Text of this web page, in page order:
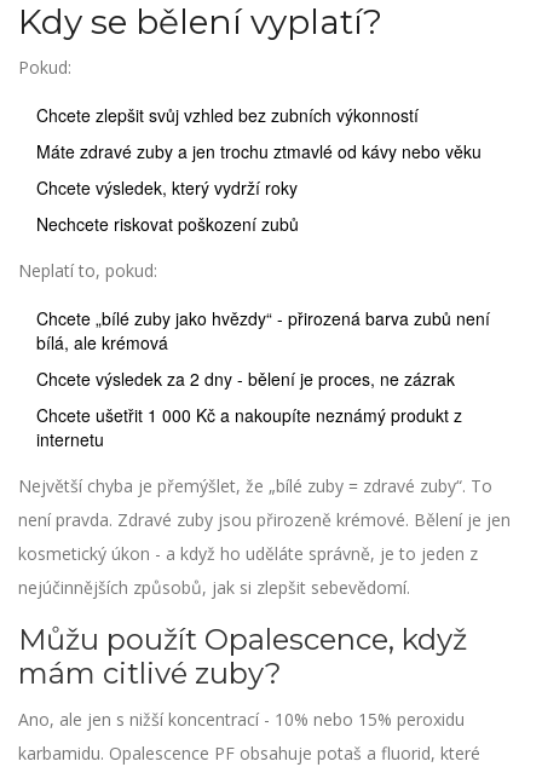
Kdy se bělení vyplatí?
Pokud:
Chcete zlepšit svůj vzhled bez zubních výkonností
Máte zdravé zuby a jen trochu ztmavlé od kávy nebo věku
Chcete výsledek, který vydrží roky
Nechcete riskovat poškození zubů
Neplatí to, pokud:
Chcete „bílé zuby jako hvězdy“ - přirozená barva zubů není
bílá, ale krémová
Chcete výsledek za 2 dny - bělení je proces, ne zázrak
Chcete ušetřit 1 000 Kč a nakoupíte neznámý produkt z
internetu
Největší chyba je přemýšlet, že „bílé zuby = zdravé zuby“. To
není pravda. Zdravé zuby jsou přirozeně krémové. Bělení je jen
kosmetický úkon - a když ho uděláte správně, je to jeden z
nejúčinnějších způsobů, jak si zlepšit sebevědomí.
Můžu použít Opalescence, když
mám citlivé zuby?
Ano, ale jen s nižší koncentrací - 10% nebo 15% peroxidu
karbamidu. Opalescence PF obsahuje potaš a fluorid, které